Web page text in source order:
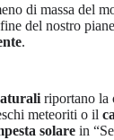
di massa del
del nostro
.
riportano la
meteoriti o il
solare in